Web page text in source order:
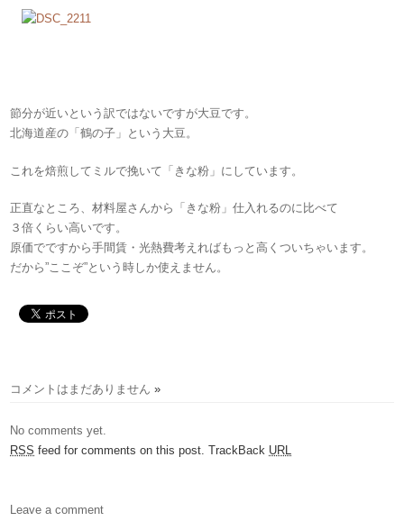
節分が近いという訳ではないですが大豆です。
北海道産の「鶴の子」という大豆。
これを焙煎してミルで挽いて「きな粉」にしています。
正直なところ、材料屋さんから「きな粉」仕入れるのに比べて
３倍くらい高いです。
原価でですから手間賃・光熱費考えればもっと高くついちゃいます。
だから”ここぞ”という時しか使えません。
コメントはまだありません»
No comments yet.
RSS feed for comments on this post. TrackBack URL
Leave a comment